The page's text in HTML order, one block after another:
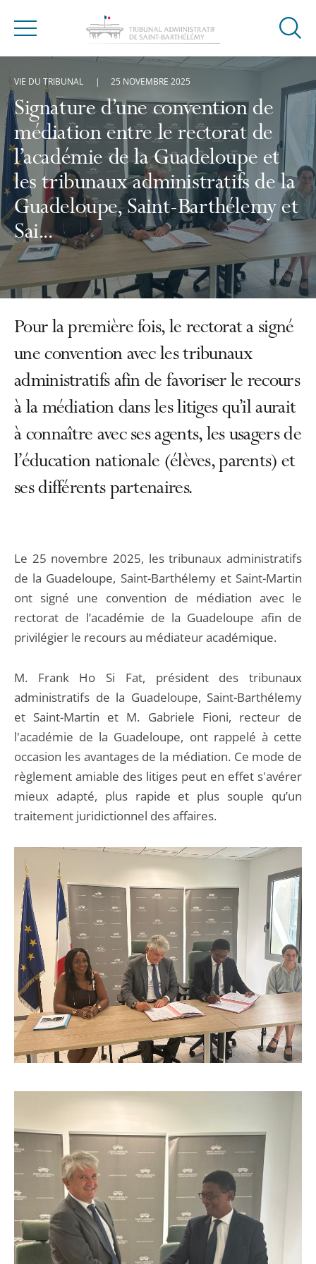
Menu
Ouvrir
de
Signature d’une convention de
médiation entre le rectorat de
l’académie de la Guadeloupe et
les tribunaux administratifs de la
Guadeloupe, Saint-Barthélemy et
Sai...
VIE DU TRIBUNAL 25 NOVEMBRE 2025
Pour la première fois, le rectorat a signé
une convention avec les tribunaux
administratifs afin de favoriser le recours
à la médiation dans les litiges qu’il aurait
à connaître avec ses agents, les usagers de
l’éducation nationale (élèves, parents) et
ses différents partenaires.
Le 25 novembre 2025, les tribunaux administratifs
de la Guadeloupe, Saint-Barthélemy et Saint-Martin
ont signé une convention de médiation avec le
rectorat de l’académie de la Guadeloupe afin de
privilégier le recours au médiateur académique.
M. Frank Ho Si Fat, président des tribunaux
administratifs de la Guadeloupe, Saint-Barthélemy
et Saint-Martin et M. Gabriele Fioni, recteur de
l'académie de la Guadeloupe, ont rappelé à cette
occasion les avantages de la médiation. Ce mode de
règlement amiable des litiges peut en effet s'avérer
mieux adapté, plus rapide et plus souple qu’un
traitement juridictionnel des affaires.